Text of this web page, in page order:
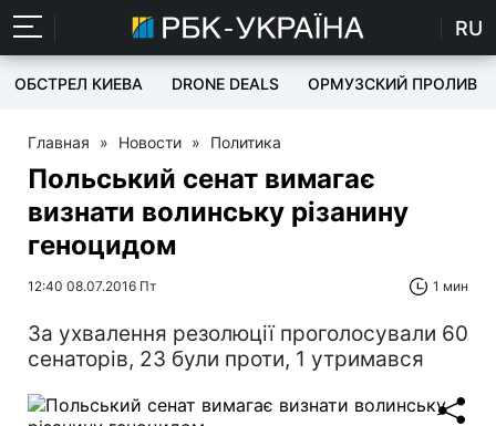
RU
ОБСТРЕЛ КИЕВА DRONE DEALS ОРМУЗСКИЙ ПРОЛИВ
Главная » Новости » Политика
Польський сенат вимагає
визнати волинську різанину
геноцидом
12:40 08.07.2016 Пт 1 мин
За ухвалення резолюції проголосували 60
сенаторів, 23 були проти, 1 утримався